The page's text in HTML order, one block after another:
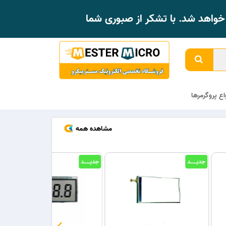
شد. با تشکر از صبوری شما
پروگرمرها
مشاهده همه